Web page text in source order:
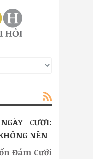
CƯỚI:
NÊN
Đám Cưới